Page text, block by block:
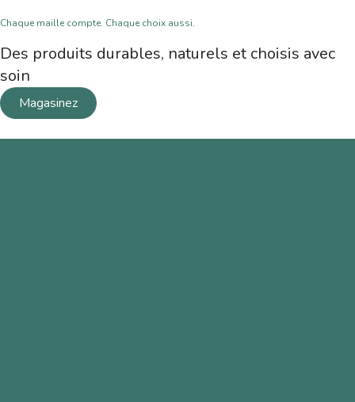
Chaque maille compte. Chaque choix aussi.
Des produits durables, naturels et choisis avec
soin
Magasinez